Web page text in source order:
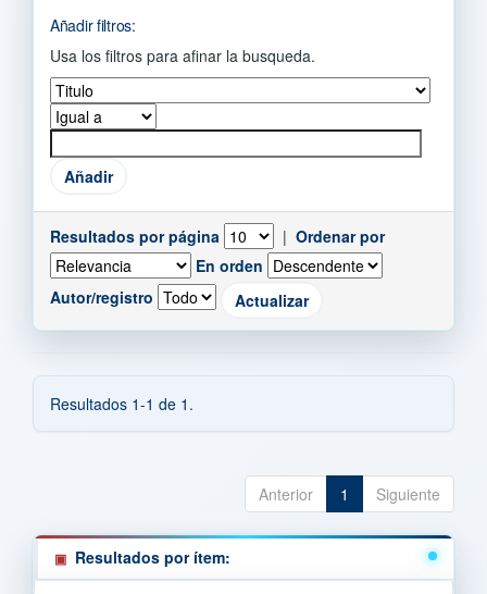
Añadir filtros:
Usa los filtros para afinar la busqueda.
Resultados por página | Ordenar por
En orden
Autor/registro
Resultados 1-1 de 1.
Anterior 1 Siguiente
Resultados por ítem: